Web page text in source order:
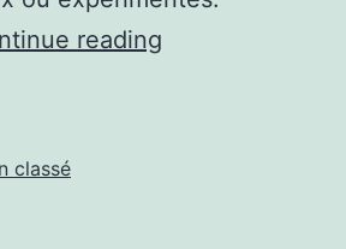
reading
classé